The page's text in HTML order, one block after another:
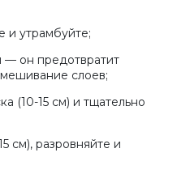
и утрамбуйте;
— он предотвратит
слоев;
(10-15 см) и тщательно
см), разровняйте и